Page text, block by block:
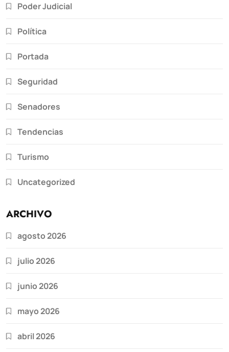
Poder Judicial
Política
Portada
Seguridad
Senadores
Tendencias
Turismo
Uncategorized
ARCHIVO
agosto 2026
julio 2026
junio 2026
mayo 2026
abril 2026